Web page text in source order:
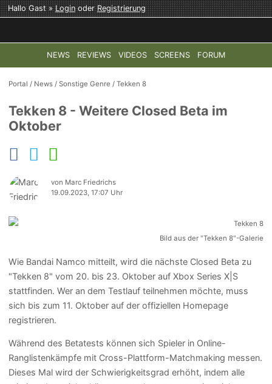
Hallo Gast »LoginoderRegistrierung
NEWS REVIEWS VIDEOS SCREENS FORUM
TOP-THEMEN: COD: MODERN WARFARE 4 HALO:
Portal / News /Sonstige Genre /Tekken 8
Tekken 8 - Weitere Closed Beta im
Oktober
von Marc Friedrichs
19.09.2023, 17:07 Uhr
Bild aus der "Tekken 8"-Galerie
Wie Bandai Namco mitteilt, wird die nächste Closed Beta zu
"Tekken 8" vom 20. bis 23. Oktober auf Xbox Series X|S
stattfinden. Wer an dem Testlauf teilnehmen möchte, muss
sich bis zum 11. Oktober auf der offiziellen Homepage
registrieren.
Während des Betatests können sich Spieler in Online-
Ranglistenkämpfe mit Cross-Plattform-Matchmaking messen.
Dieses Mal wird der Schwierigkeitsgrad erhöht, indem alle